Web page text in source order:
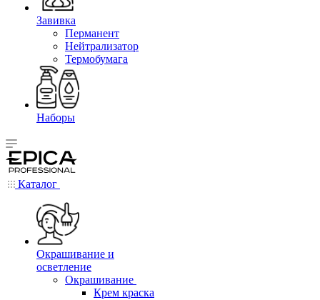
Завивка
Перманент
Нейтрализатор
Термобумага
Наборы
Каталог
Окрашивание и
осветление
Окрашивание
Крем краска